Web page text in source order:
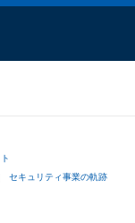
セキュリティ事業の軌跡